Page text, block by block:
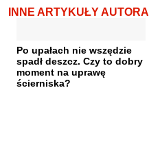
INNE ARTYKUŁY AUTORA
Po upałach nie wszędzie
spadł deszcz. Czy to dobry
moment na uprawę
ścierniska?